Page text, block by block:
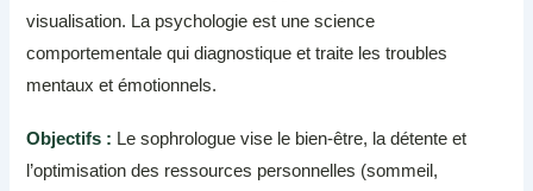
visualisation. La psychologie est une science
comportementale qui diagnostique et traite les troubles
mentaux et émotionnels.
Objectifs : Le sophrologue vise le bien-être, la détente et
l’optimisation des ressources personnelles (sommeil,